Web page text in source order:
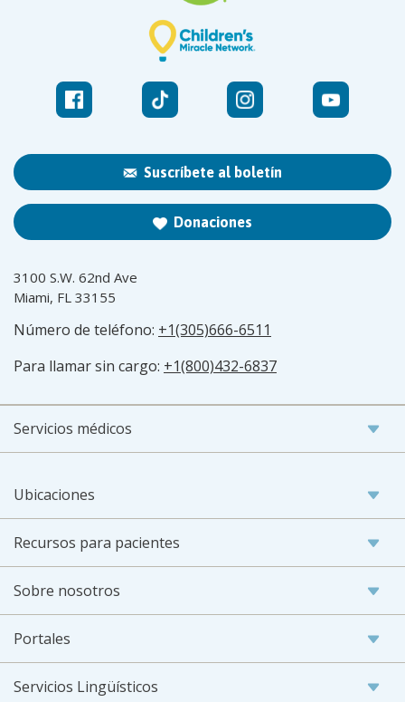
Suscríbete al boletín
Donaciones
3100 S.W. 62nd Ave
Miami, FL 33155
Número de teléfono: +1(305)666-6511
Para llamar sin cargo: +1(800)432-6837
Servicios médicos
Ubicaciones
Recursos para pacientes
Sobre nosotros
Portales
Servicios Lingüísticos